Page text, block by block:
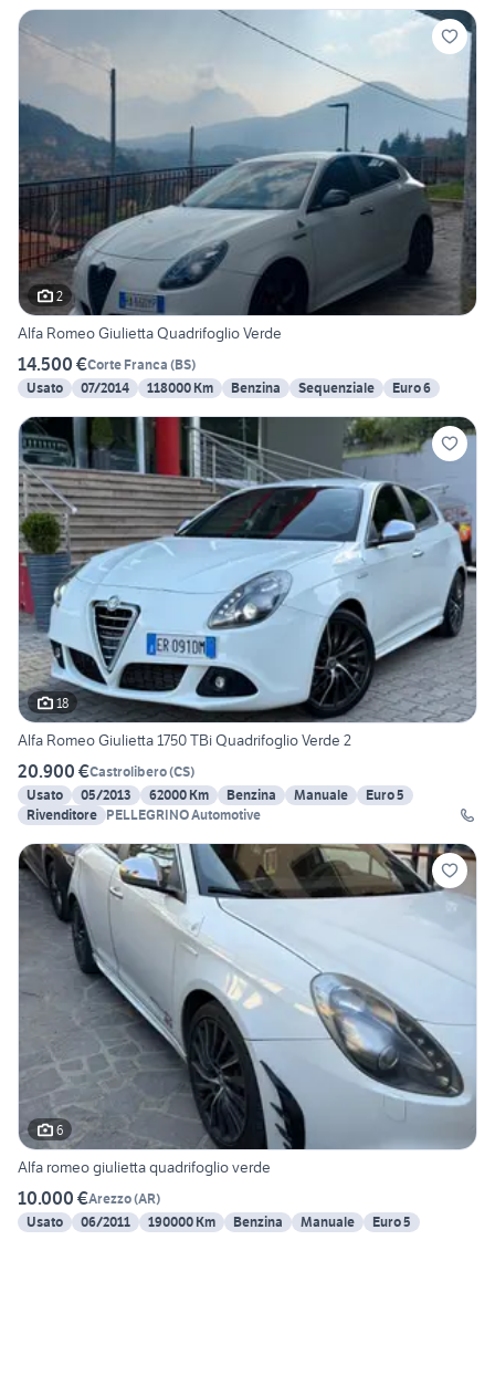
2
Alfa Romeo Giulietta Quadrifoglio Verde
14.500 €Corte Franca (BS)
Usato
07/2014 118000 Km Benzina Sequenziale Euro 6
18
Alfa Romeo Giulietta 1750 TBi Quadrifoglio Verde 2
20.900 €Castrolibero(CS)
Usato
05/2013 62000 Km Benzina Manuale
Euro 5
Rivenditore PELLEGRINO Automotive
6
Alfa romeo giulietta quadrifoglio verde
10.000 €Arezzo(AR)
Usato
06/2011 190000 Km Benzina Manuale Euro 5